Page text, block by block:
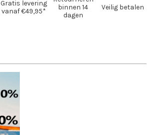
Gratis levering
vanaf €49,95*
binnen 14
dagen
Veilig betalen